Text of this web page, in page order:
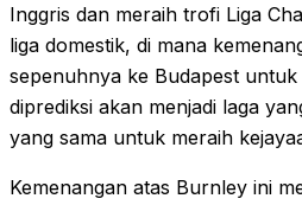
Inggris dan meraih trofi Liga
liga domestik, di mana
sepenuhnya ke Budapest
diprediksi akan menjadi laga
yang sama untuk meraih
Kemenangan atas Burnley ini